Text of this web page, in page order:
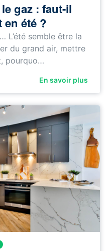
gaz : faut-il
été ?
L’été semble être la
du grand air, mettre
pourquo…
En savoir plus